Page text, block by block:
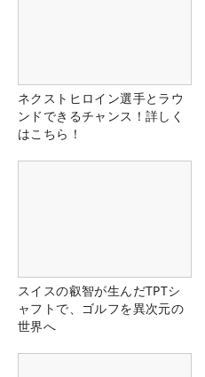
ネクストヒロイン選手とラウ
ンドできるチャンス！詳しく
はこちら！
スイスの叡智が生んだTPTシ
ャフトで、ゴルフを異次元の
世界へ